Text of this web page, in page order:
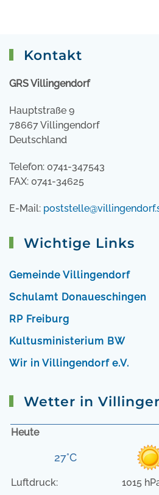
Kontakt
GRS Villingendorf
Hauptstraße 9
78667 Villingendorf
Deutschland
Telefon: 0741-347543
FAX: 0741-34625
E-Mail:
Wichtige Links
Gemeinde Villingendorf
Schulamt Donaueschingen
RP Freiburg
Kultusministerium BW
Wir in Villingendorf e.V.
Wetter in
Heute
27°C
Luftdruck:
1015